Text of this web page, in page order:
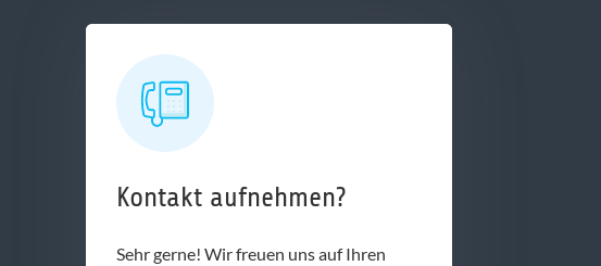
Kontakt aufnehmen?
Sehr gerne! Wir freuen uns auf Ihren